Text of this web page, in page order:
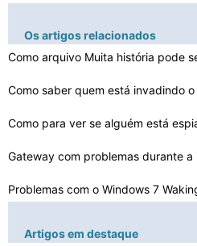
Os artigos relacionados
Como arquivo Muita história pode
Como saber quem está invadindo
Gateway com problemas durante a
Problemas com o Windows 7
Artigos em destaque